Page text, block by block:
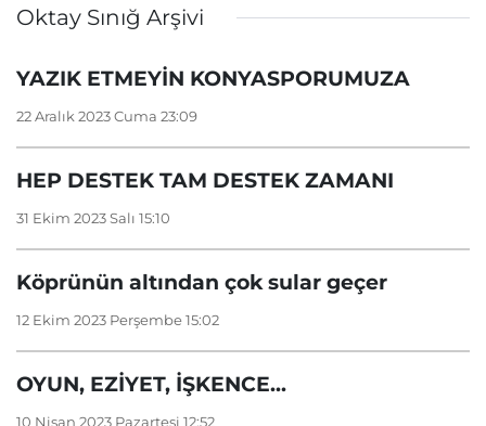
Oktay Sınığ Arşivi
YAZIK ETMEYİN KONYASPORUMUZA
22 Aralık 2023 Cuma 23:09
HEP DESTEK TAM DESTEK ZAMANI
31 Ekim 2023 Salı 15:10
Köprünün altından çok sular geçer
12 Ekim 2023 Perşembe 15:02
OYUN, EZİYET, İŞKENCE...
10 Nisan 2023 Pazartesi 12:52